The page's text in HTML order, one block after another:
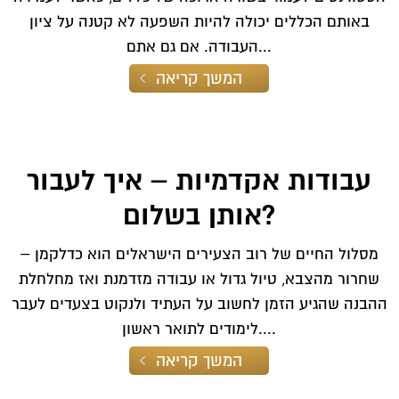
באותם הכללים יכולה להיות השפעה לא קטנה על ציון
העבודה. אם גם אתם...
המשך קריאה
עבודות אקדמיות – איך לעבור
אותן בשלום?
מסלול החיים של רוב הצעירים הישראלים הוא כדלקמן –
שחרור מהצבא, טיול גדול או עבודה מזדמנת ואז מחלחלת
ההבנה שהגיע הזמן לחשוב על העתיד ולנקוט בצעדים לעבר
לימודים לתואר ראשון....
המשך קריאה